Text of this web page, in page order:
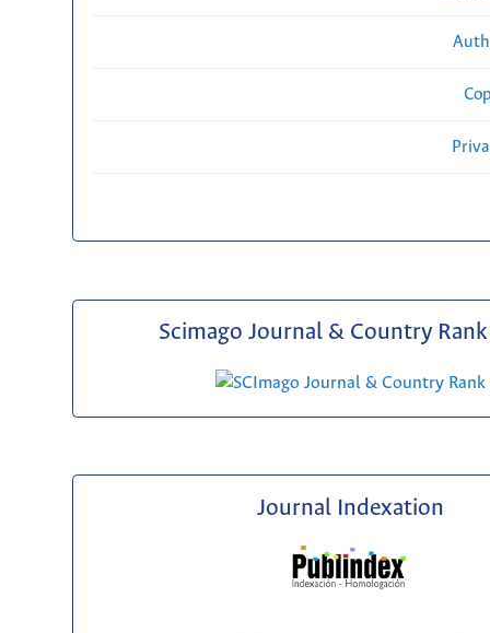
Scimago Journal & Country Rank
Journal Indexation